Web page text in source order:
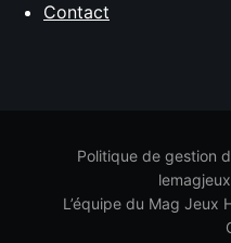
Contact
Politique de gestion
L’équipe du Mag Jeux